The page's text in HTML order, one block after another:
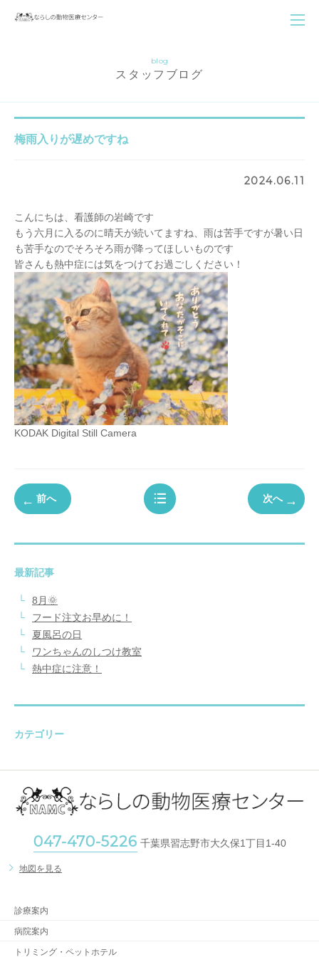
blog
スタッフブログ
梅雨入りが遅めですね
2024.06.11
こんにちは、看護師の岩崎です
もう六月に入るのに晴天が続いてますね、雨は苦手ですが暑い日
も苦手なのでそろそろ雨が降ってほしいものです
皆さんも熱中症には気をつけてお過ごしください！
KODAK Digital Still Camera
前へ 次へ
最新記事
8月🌞
フード注文お早めに！
夏風呂の日
ワンちゃんのしつけ教室
熱中症に注意！
カテゴリー
047-470-5226 千葉県習志野市大久保1丁目1-40
地図を見る
診療案内
病院案内
トリミング・ペットホテル